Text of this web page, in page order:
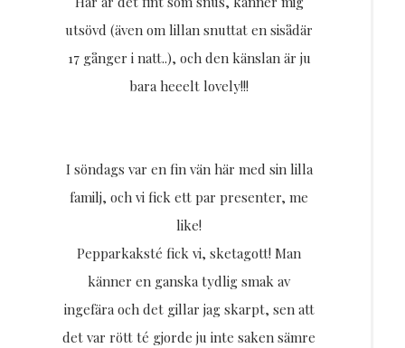
DIY
utsövd (även om lillan snuttat en sisådär
17 gånger i natt..), och den känslan är ju
bara heeelt lovely!!!
I söndags var en fin vän här med sin lilla
familj, och vi fick ett par presenter, me
like!
Pepparkaksté fick vi, sketagott! Man
känner en ganska tydlig smak av
ingefära och det gillar jag skarpt, sen att
det var rött té gjorde ju inte saken sämre